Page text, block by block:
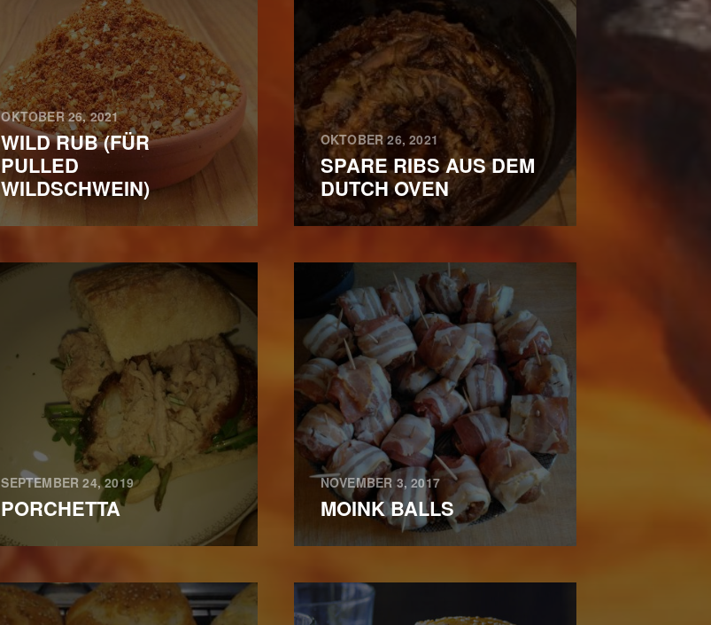
OKTOBER 26, 2021
WILD RUB (FÜR
PULLED
WILDSCHWEIN)
OKTOBER 26, 2021
SPARE RIBS AUS DEM
DUTCH OVEN
SEPTEMBER 24, 2019
PORCHETTA
NOVEMBER 3, 2017
MOINK BALLS